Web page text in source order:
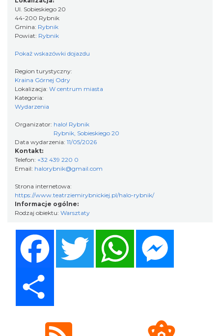
Ul. Sobieskiego 20
44-200 Rybnik
Gmina: Rybnik
Powiat: Rybnik
Pokaż wskazówki dojazdu
Region turystyczny:
Kraina Górnej Odry
Lokalizacja: W centrum miasta
Kategoria:
Wydarzenia
Organizator: halo! Rybnik
Rybnik, Sobieskiego 20
Data wydarzenia: 11/05/2026
Kontakt:
Telefon: +32 439 220 0
Email: halorybnik@gmail.com
Strona internetowa:
https://www.teatrziemirybnickiej.pl/halo-rybnik/
Informacje ogólne:
Rodzaj obiektu: Warsztaty
Twitter